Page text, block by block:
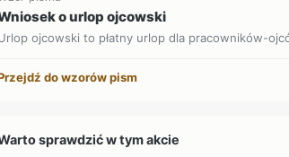
o urlop ojcowski
ojcowski to płatny urlop dla pracowników-
do wzorów pism
sprawdzić w tym akcie